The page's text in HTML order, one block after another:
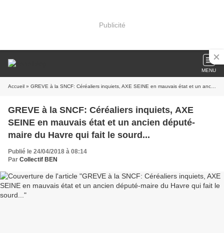
Publicité
MENU
Accueil » GREVE à la SNCF: Céréaliers inquiets, AXE SEINE en mauvais état et un ancien député-maire du Havre qui fait le sourd...
GREVE à la SNCF: Céréaliers inquiets, AXE
SEINE en mauvais état et un ancien député-
maire du Havre qui fait le sourd...
Publié le 24/04/2018 à 08:14
Par Collectif BEN